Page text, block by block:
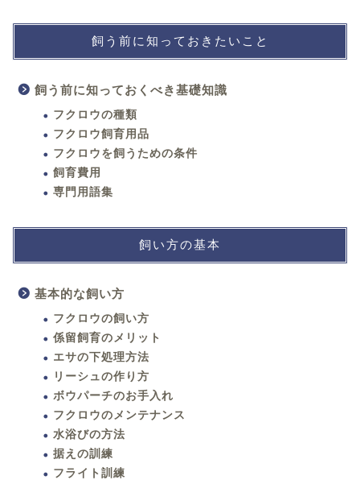
飼う前に知っておきたいこと
飼う前に知っておくべき基礎知識
フクロウの種類
フクロウ飼育用品
フクロウを飼うための条件
飼育費用
専門用語集
飼い方の基本
基本的な飼い方
フクロウの飼い方
係留飼育のメリット
エサの下処理方法
リーシュの作り方
ボウパーチのお手入れ
フクロウのメンテナンス
水浴びの方法
据えの訓練
フライト訓練